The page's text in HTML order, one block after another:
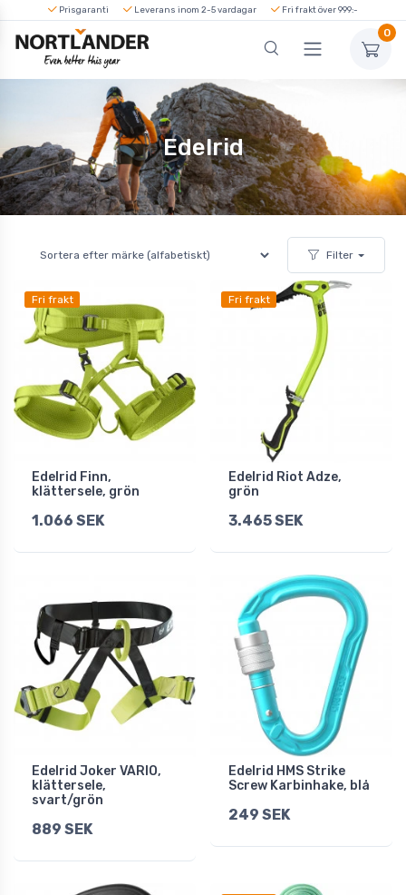
Prisgaranti Leverans inom 2-5 vardagar Fri frakt över 999:-
0
Edelrid
Filter
Fri frakt
Edelrid Finn,
klättersele, grön
1.066 SEK
Fri frakt
Edelrid Riot Adze,
grön
3.465 SEK
Edelrid Joker VARIO,
klättersele,
svart/grön
889 SEK
Edelrid HMS Strike
Screw Karbinhake, blå
249 SEK